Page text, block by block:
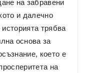
на забравени
и далечно
трябва
основа за
което е
на